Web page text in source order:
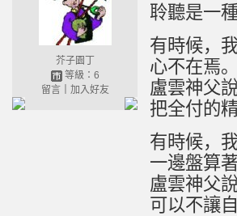
芥子園丁
等級：6
留言｜ 加入好友
聆聽是一
有時候，
心不在焉。
盧雲神父
把全付的
有時候，
一邊盤算
盧雲神父
可以不讓